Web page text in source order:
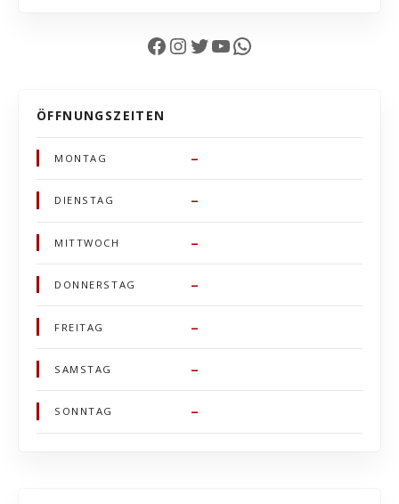
Facebook InstagramTwitter YouTube WhatsApp
ÖFFNUNGSZEITEN
MONTAG –
DIENSTAG –
MITTWOCH –
DONNERSTAG –
FREITAG –
SAMSTAG –
SONNTAG –